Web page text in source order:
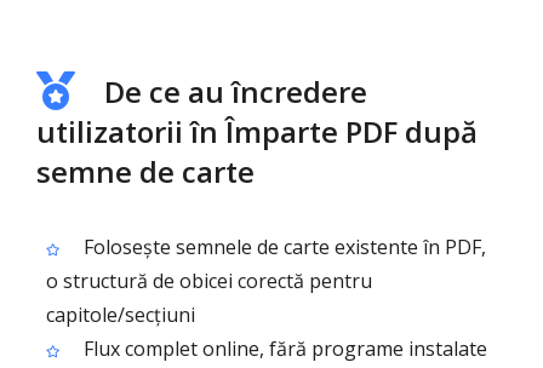
De ce au încredere
utilizatorii în Împarte PDF după
semne de carte
Folosește semnele de carte existente în PDF,
o structură de obicei corectă pentru
capitole/secțiuni
Flux complet online, fără programe instalate